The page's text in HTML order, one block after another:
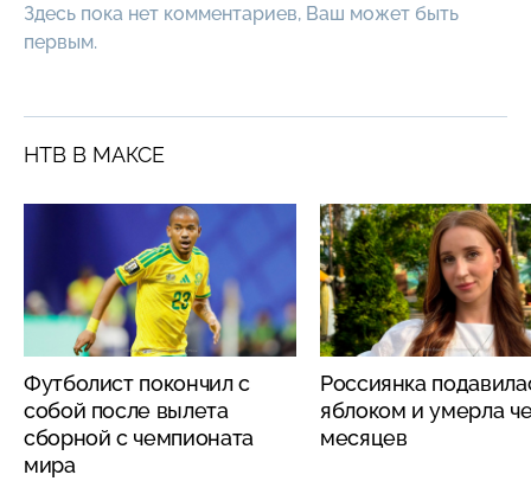
Здесь пока нет комментариев, Ваш может быть
первым.
НТВ В МАКСЕ
Футболист покончил с
собой после вылета
сборной с чемпионата
мира
Россиянка
яблоком и умерла
месяцев